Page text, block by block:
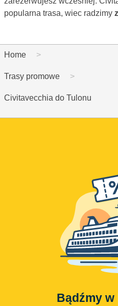
popularna trasa, wiec radzimy
Home
Trasy promowe
Civitavecchia do Tulonu
Bądźmy